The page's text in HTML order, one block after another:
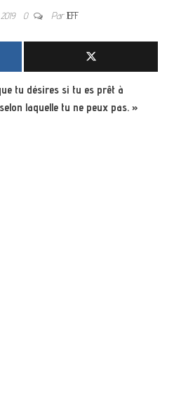
0 ParJEFF
tu désires si tu es prêt à
laquelle tu ne peux pas. »